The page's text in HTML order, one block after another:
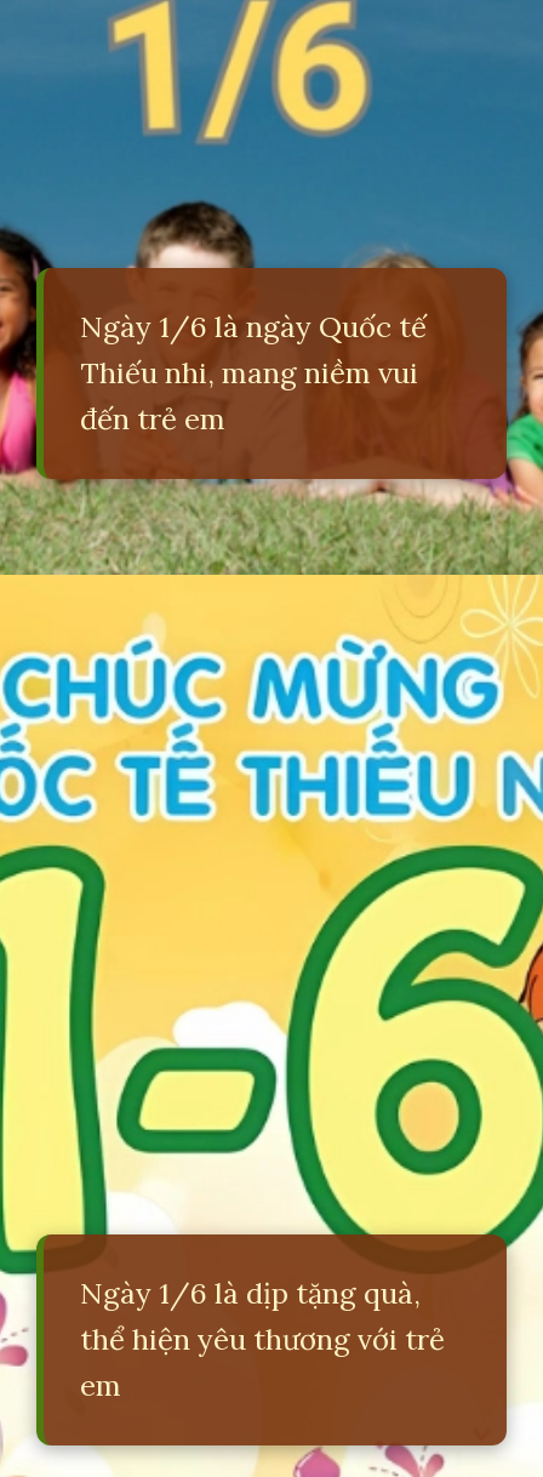
Ngày 1/6 là ngày Quốc tế
Thiếu nhi, mang niềm vui
đến trẻ em
https://erci.edu.vn/16-la-ngay-gi
Ngày 1/6 là dịp tặng quà,
thể hiện yêu thương với trẻ
em